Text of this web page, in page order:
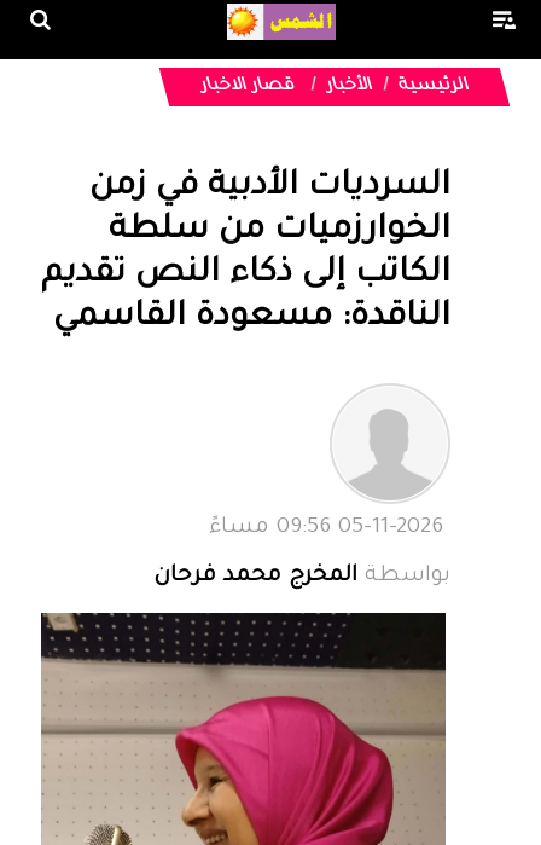
الرئيسية الأخبار قصار الاخبار
السرديات الأدبية في زمن
الخوارزميات من سلطة
الكاتب إلى ذكاء النص تقديم
الناقدة: مسعودة القاسمي
بواسطة المخرج محمد فرحان